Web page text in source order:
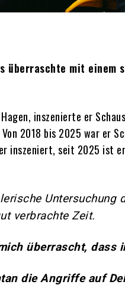
überraschte mit einem
inszenierte er
2018 bis 2025 war er
inszeniert, seit 2025 ist
Untersuchung
verbrachte Zeit.
überrascht,
die Angriffe auf